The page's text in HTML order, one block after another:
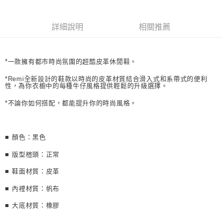
詳細說明 相關推薦
*一款擁有都市時尚氛圍的超酷皮革休閒鞋。
*Remi全新設計的鞋款以時尚的皮革材質結合滑入式和系帶式的便利
性，為你衣櫥中的每種牛仔風格提供輕鬆的升級選擇。
*不論你如何搭配，都能提升你的時尚風格。
■ 顏色：黑色
■ 版型楦頭：正常
■ 鞋面材質：皮革
■ 內裡材質：帆布
■ 大底材質：橡膠